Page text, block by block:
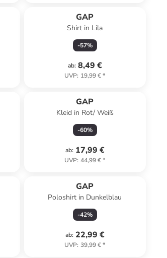
GAP
Shirt in Lila
-57%
ab: 8,49 €
UVP: 19,99 €*
GAP
Kleid in Rot/ Weiß
-60%
ab: 17,99 €
UVP: 44,99 €*
GAP
Poloshirt in Dunkelblau
-42%
ab: 22,99 €
UVP: 39,99 €*